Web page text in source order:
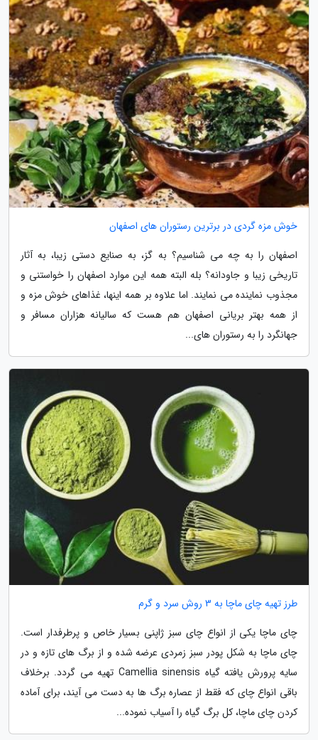
خوش مزه گردی در برترین رستوران های اصفهان
اصفهان را به چه می شناسیم؟ به گز، به صنایع دستی زیبا، به آثار
تاریخی زیبا و جاودانه؟ بله البته همه این موارد اصفهان را خواستنی و
مجذوب نماینده می نمایند. اما علاوه بر همه اینها، غذاهای خوش مزه و
از همه بهتر بریانی اصفهان هم هست که سالیانه هزاران مسافر و
جهانگرد را به رستوران های...
طرز تهیه چای ماچا به 3 روش سرد و گرم
چای ماچا یکی از انواع چای سبز ژاپنی بسیار خاص و پرطرفدار است.
چای ماچا به شکل پودر سبز زمردی عرضه شده و از برگ های تازه و در
سایه پرورش یافته گیاه Camellia sinensis تهیه می گردد. برخلاف
باقی انواع چای که فقط از عصاره برگ ها به دست می آیند، برای آماده
کردن چای ماچا، کل برگ گیاه را آسیاب نموده...